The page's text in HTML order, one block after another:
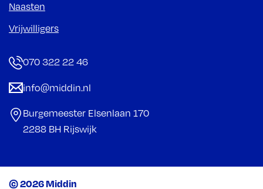
Naasten
Vrijwilligers
070 322 22 46
info@middin.nl
Burgemeester Elsenlaan 170
2288 BH Rijswijk
© 2026 Middin